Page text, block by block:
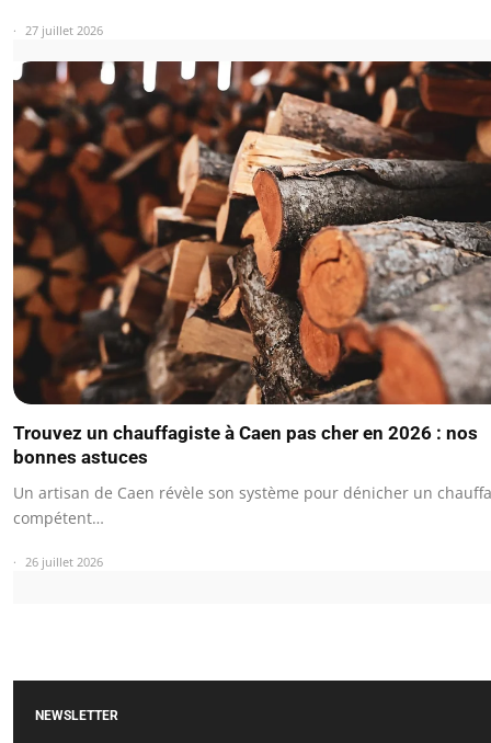
27 juillet 2026
Trouvez un chauffagiste à Caen pas cher en 2026 : nos
bonnes astuces
Un artisan de Caen révèle son système pour dénicher un
compétent…
26 juillet 2026
NEWSLETTER